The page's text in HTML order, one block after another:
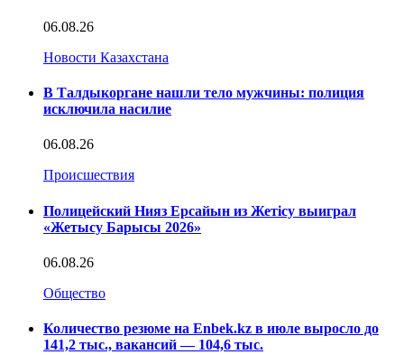
06.08.26
Новости Казахстана
В Талдыкоргане нашли тело мужчины: полиция
исключила насилие
06.08.26
Происшествия
Полицейский Нияз Ерсайын из Жетісу выиграл
«Жетысу Барысы 2026»
06.08.26
Общество
Количество резюме на Enbek.kz в июле выросло до
141,2 тыс., вакансий — 104,6 тыс.